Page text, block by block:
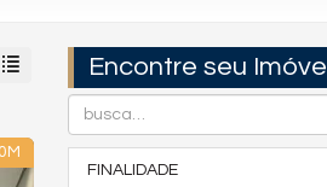
Encontre seu Imóvel
FINALIDADE